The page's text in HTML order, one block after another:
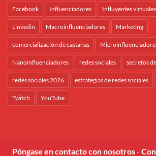
Facebook Influenciadores Influyentes virtuales
Linkedin Macroinfluenciadores Marketing
comercialización de castañas
Nanoinfluenciadores redes sociales secretos
redes sociales 2026 estrategias de redes sociales
Twitch YouTube
Póngase en contacto con nosotros-